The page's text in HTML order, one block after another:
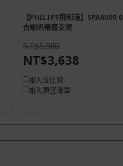
【PHILIPS飛利浦】SPA6500
合喇叭螢幕支架
NT$5,980
NT$3,638
加入並比較
加入願望清單